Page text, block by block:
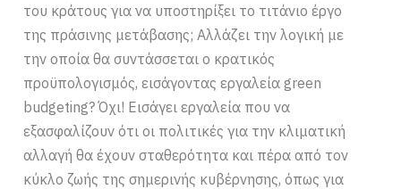
του κράτους για να υποστηρίξει το τιτάνιο έργο
της πράσινης μετάβασης; Αλλάζει την λογική με
την οποία θα συντάσσεται ο κρατικός
προϋπολογισμός, εισάγοντας εργαλεία green
budgeting? Όχι! Εισάγει εργαλεία που να
εξασφαλίζουν ότι οι πολιτικές για την κλιματική
αλλαγή θα έχουν σταθερότητα και πέρα από τον
κύκλο ζωής της σημερινής κυβέρνησης, όπως για